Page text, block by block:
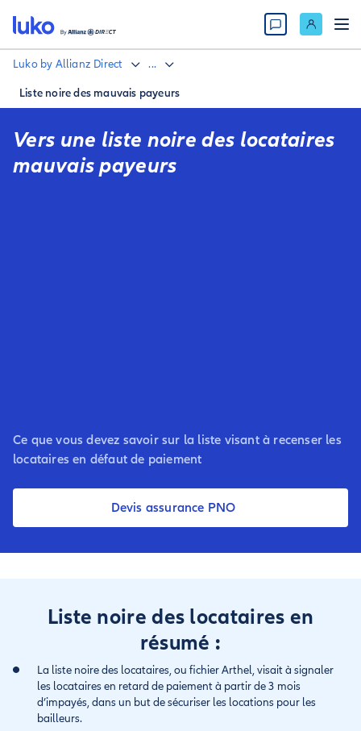
Luko by Allianz Direct ...
Liste noire des mauvais payeurs
Vers une liste noire des locataires
mauvais payeurs
Ce que vous devez savoir sur la liste visant à recenser les
locataires en défaut de paiement
Devis assurance PNO
Liste noire des locataires en
résumé :
La liste noire des locataires, ou fichier Arthel, visait à signaler
les locataires en retard de paiement à partir de 3 mois
d’impayés, dans un but de sécuriser les locations pour les
bailleurs.